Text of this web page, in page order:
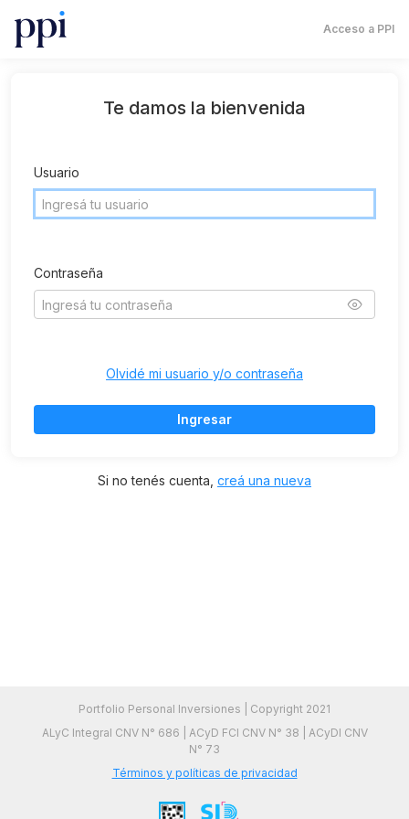
Acceso a PPI
Te damos la bienvenida
Usuario
Contraseña
Olvidé mi usuario y/o contraseña
Ingresar
Si no tenés cuenta, creá una nueva
Portfolio Personal Inversiones | Copyright 2021
ALyC Integral CNV N° 686 | ACyD FCI CNV N° 38 | ACyDI CNV
N° 73
Términos y políticas de privacidad